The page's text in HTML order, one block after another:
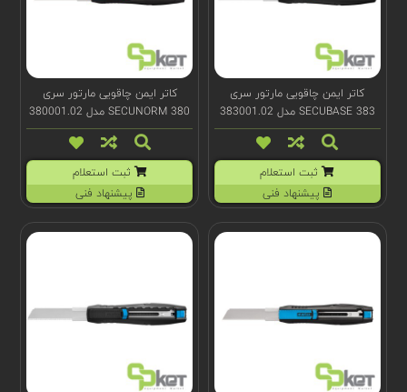
کاتر ایمن چاقویی مارتور سری
SECUBASE 383 مدل 383001.02
ثبت استعلام
پیشنهاد فنی
کاتر ایمن چاقویی مارتور سری
SECUNORM 380 مدل 380001.02
ثبت استعلام
پیشنهاد فنی